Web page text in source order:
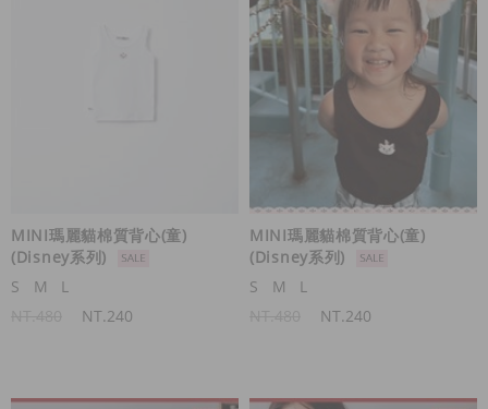
MINI瑪麗貓棉質背心(童)
(Disney系列)
S
M
L
NT.240
MINI瑪麗貓棉質背心(童)
(Disney系列)
S
M
L
NT.240